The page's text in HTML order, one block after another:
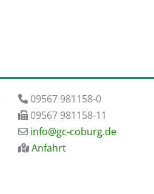
09567 981158-0
09567 981158-11
​info@gc-coburg.de
Anfahrt